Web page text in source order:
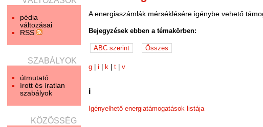
pédia
változásai
RSS
SZABÁLYOK
útmutató
írott és íratlan
szabályok
KÖZÖSSÉG
A energiaszámlák mérséklésére igénybe vehető
Bejegyzések ebben a témakörben:
g |i k |t |v
i
Igényelhető energiatámogatások listája